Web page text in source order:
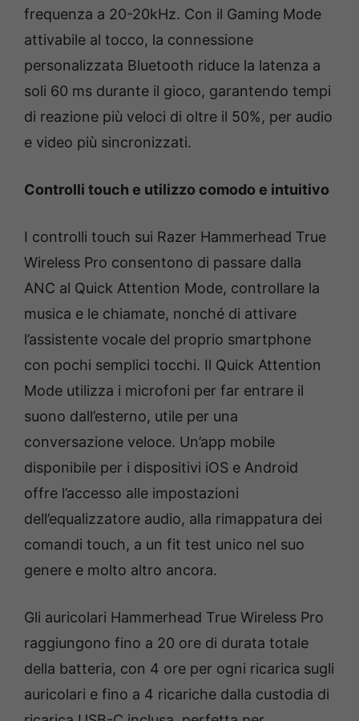
frequenza a 20-20kHz. Con il Gaming Mode
attivabile al tocco, la connessione
personalizzata Bluetooth riduce la latenza a
soli 60 ms durante il gioco, garantendo tempi
di reazione più veloci di oltre il 50%, per audio
e video più sincronizzati.
Controlli touch e utilizzo comodo e intuitivo
I controlli touch sui Razer Hammerhead True
Wireless Pro consentono di passare dalla
ANC al Quick Attention Mode, controllare la
musica e le chiamate, nonché di attivare
l’assistente vocale del proprio smartphone
con pochi semplici tocchi. Il Quick Attention
Mode utilizza i microfoni per far entrare il
suono dall’esterno, utile per una
conversazione veloce. Un’app mobile
disponibile per i dispositivi iOS e Android
offre l’accesso alle impostazioni
dell’equalizzatore audio, alla rimappatura dei
comandi touch, a un fit test unico nel suo
genere e molto altro ancora.
Gli auricolari Hammerhead True Wireless Pro
raggiungono fino a 20 ore di durata totale
della batteria, con 4 ore per ogni ricarica sugli
auricolari e fino a 4 ricariche dalla custodia di